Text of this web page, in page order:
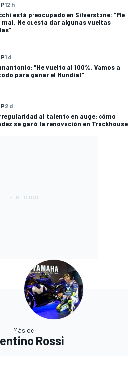
12 h
está preocupado en Silverstone: "Me
mal. Me cuesta dar algunas vueltas
1 d
"He vuelto al 100%. Vamos a
para ganar el Mundial"
2 d
al talento en auge: cómo
se ganó la renovación en Trackhouse
Más de
Rossi